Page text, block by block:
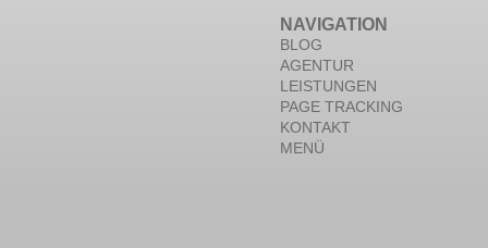
NAVIGATION
BLOG
AGENTUR
LEISTUNGEN
PAGE TRACKING
KONTAKT
MENÜ